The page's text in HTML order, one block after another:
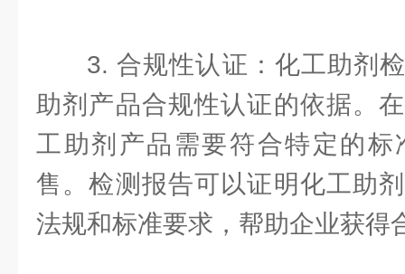
3. 合规性认证：化工助剂
助剂产品合规性认证的依据。
工助剂产品需要符合特定的标
售。检测报告可以证明化工助
法规和标准要求，帮助企业获得